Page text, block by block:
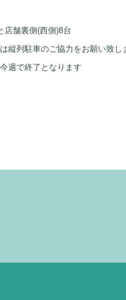
店舗裏側(西側)8台
縦列駐車のご協力をお願い致し